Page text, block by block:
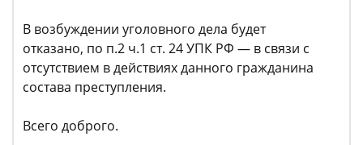
В возбуждении уголовного дела будет
отказано, по п.2 ч.1 ст. 24 УПК РФ — в связи с
отсутствием в действиях данного гражданина
состава преступления.
Всего доброго.